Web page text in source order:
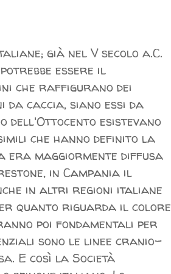
già nel V secolo a.C.
essere il
che raffigurano dei
caccia, siano essi da
dell'Ottocento esistevano
che hanno definito la
era maggiormente diffusa
in Campania il
in altri regioni italiane
quanto riguarda il colore
poi fondamentali per
sono le linee cranio-
E così la Società